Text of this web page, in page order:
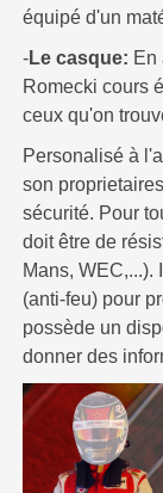
équipé d'un
-Le casque: En
Romecki cours
ceux qu'on
Personalisé à
son
sécurité. Pour
doit être de
Mans,
(anti-feu) pour
possède un
donner des